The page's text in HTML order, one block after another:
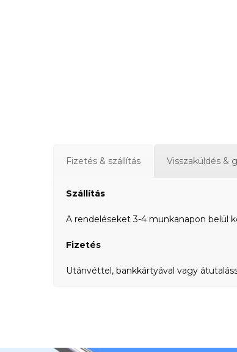
Fizetés & szállítás Visszaküldés &
Szállítás
A rendeléseket 3-4 munkanapon belül
Fizetés
Utánvéttel, bankkártyával vagy